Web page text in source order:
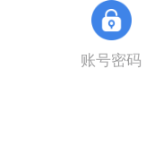
账号密码